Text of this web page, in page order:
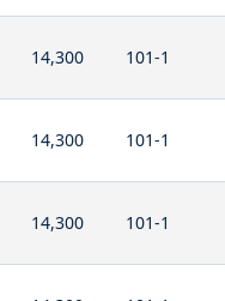
14,300 101-1
14,300 101-1
14,300 101-1